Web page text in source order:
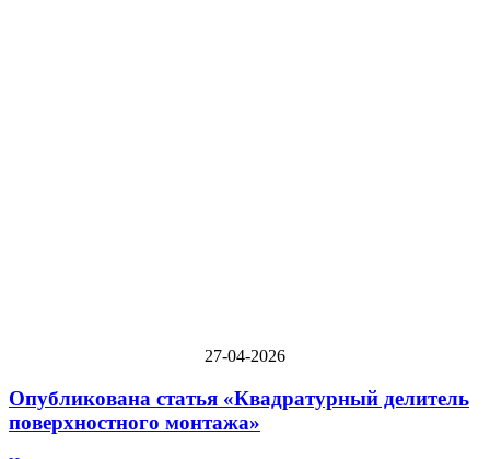
27-04-2026
Опубликована статья «Квадратурный делитель
поверхностного монтажа»